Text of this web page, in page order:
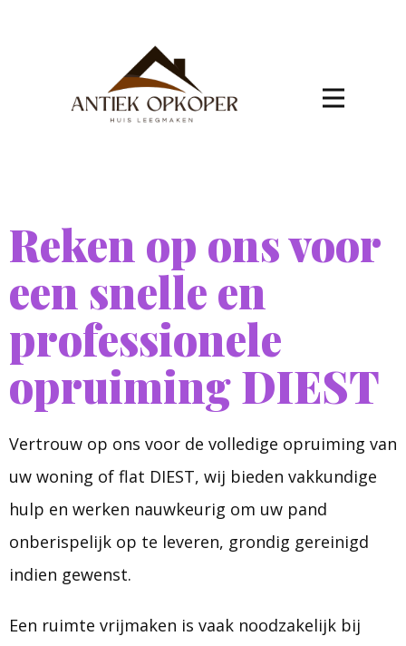
Reken op ons voor
een snelle en
professionele
opruiming DIEST
Vertrouw op ons voor de volledige opruiming van
uw woning of flat DIEST, wij bieden vakkundige
hulp en werken nauwkeurig om uw pand
onberispelijk op te leveren, grondig gereinigd
indien gewenst.
Een ruimte vrijmaken is vaak noodzakelijk bij